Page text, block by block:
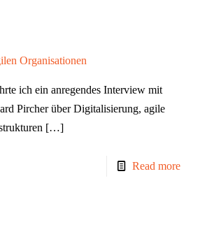
Organisationen
ich ein anregendes Interview mit
Pircher über Digitalisierung, agile
[…]
Read more